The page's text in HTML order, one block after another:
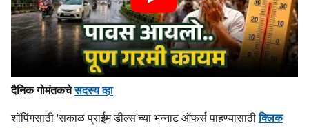
दैनिक गोमंतकचेसदस्य व्हा
शॉपिंगसाठी 'सकाळ प्राईम डील्स'च्या भन्नाट ऑफर्स पाहण्यासाठीक्लिक